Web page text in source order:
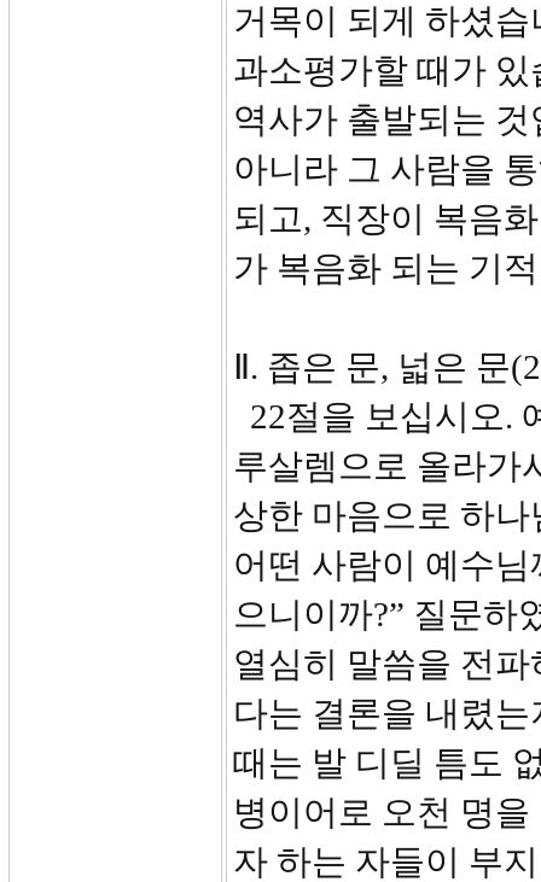
거목이 되게 하셨
과소평가할 때가
역사가 출발되는
아니라 그 사람을
되고, 직장이 복음
가 복음화 되는 기
Ⅱ. 좁은 문, 넓은 문
22절을 보십시오.
루살렘으로 올라가
상한 마음으로 하
어떤 사람이 예수
으니이까?” 질문하
열심히 말씀을 전
다는 결론을 내렸
때는 발 디딜 틈도
병이어로 오천 명
자 하는 자들이 부